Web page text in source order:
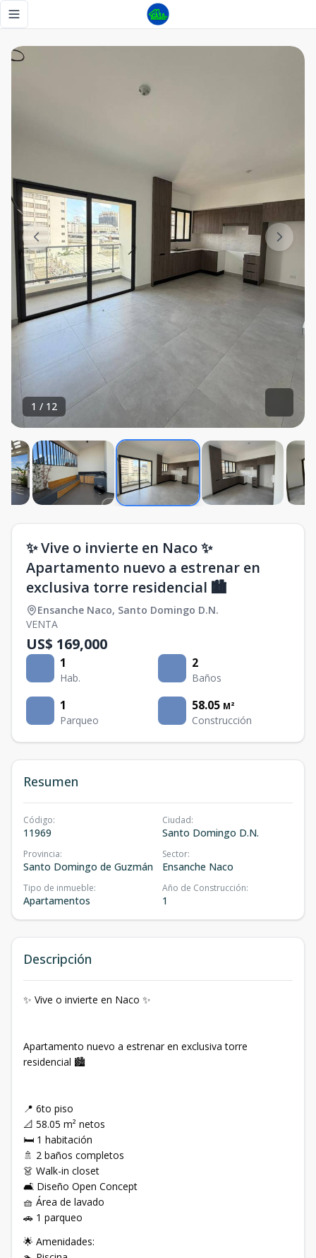
Toggle navigation menu
1 / 12
✨ Vive o invierte en Naco ✨
Apartamento nuevo a estrenar en
exclusiva torre residencial 🏙️
Ensanche Naco, Santo Domingo D.N.
VENTA
US$ 169,000
1
Hab.
2
Baños
1
Parqueo
58.05 M²
Construcción
Resumen
Código:
11969
Ciudad:
Santo Domingo D.N.
Provincia:
Santo Domingo de Guzmán
Sector:
Ensanche Naco
Tipo de inmueble:
Apartamentos
Año de Construcción:
1
Descripción
✨ Vive o invierte en Naco ✨
Apartamento nuevo a estrenar en exclusiva torre
residencial 🏙️
📍 6to piso
📐 58.05 m² netos
🛏️ 1 habitación
🚿 2 baños completos
👗 Walk-in closet
🛋️ Diseño Open Concept
🧺 Área de lavado
🚗 1 parqueo
🌟 Amenidades:
✨ Vive o invierte en Naco ✨ Apartamento nuevo a